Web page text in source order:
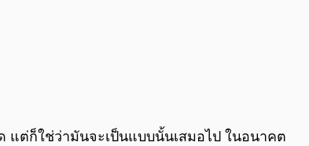
0:00 /0:00
แต่ก็ใช่ว่ามันจะเป็นแบบนั้นเสมอไป ในอนาคต